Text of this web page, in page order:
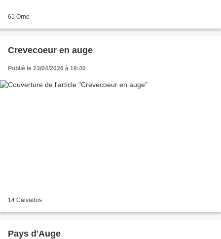
61 Orne
Crevecoeur en auge
Publié le 23/04/2026 à 18:40
14 Calvados
Pays d'Auge